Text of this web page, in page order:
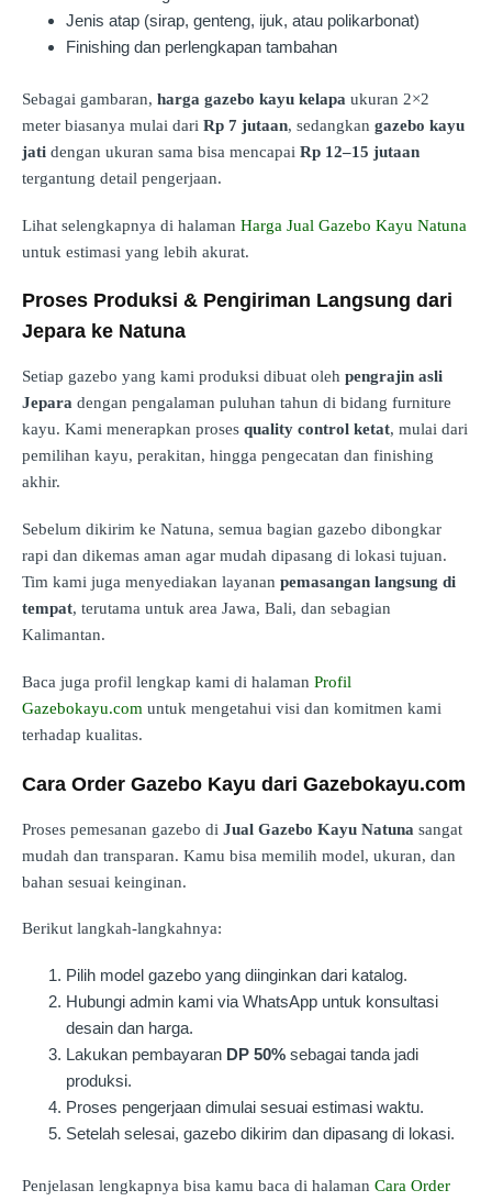
Jenis atap (sirap, genteng, ijuk, atau polikarbonat)
Finishing dan perlengkapan tambahan
Sebagai gambaran, harga gazebo kayu kelapa ukuran 2×2
meter biasanya mulai dari Rp 7 jutaan, sedangkan gazebo kayu
jati dengan ukuran sama bisa mencapai Rp 12–15 jutaan
tergantung detail pengerjaan.
Lihat selengkapnya di halaman Harga Jual Gazebo Kayu Natuna
untuk estimasi yang lebih akurat.
Proses Produksi & Pengiriman Langsung dari
Jepara ke Natuna
Setiap gazebo yang kami produksi dibuat oleh pengrajin asli
Jepara dengan pengalaman puluhan tahun di bidang furniture
kayu. Kami menerapkan proses quality control ketat, mulai dari
pemilihan kayu, perakitan, hingga pengecatan dan finishing
akhir.
Sebelum dikirim ke Natuna, semua bagian gazebo dibongkar
rapi dan dikemas aman agar mudah dipasang di lokasi tujuan.
Tim kami juga menyediakan layanan pemasangan langsung di
tempat, terutama untuk area Jawa, Bali, dan sebagian
Kalimantan.
Baca juga profil lengkap kami di halaman Profil
Gazebokayu.com untuk mengetahui visi dan komitmen kami
terhadap kualitas.
Cara Order Gazebo Kayu dari Gazebokayu.com
Proses pemesanan gazebo di Jual Gazebo Kayu Natuna sangat
mudah dan transparan. Kamu bisa memilih model, ukuran, dan
bahan sesuai keinginan.
Berikut langkah-langkahnya:
Pilih model gazebo yang diinginkan dari katalog.
Hubungi admin kami via WhatsApp untuk konsultasi
desain dan harga.
Lakukan pembayaran DP 50% sebagai tanda jadi
produksi.
Proses pengerjaan dimulai sesuai estimasi waktu.
Setelah selesai, gazebo dikirim dan dipasang di lokasi.
Penjelasan lengkapnya bisa kamu baca di halaman Cara Order